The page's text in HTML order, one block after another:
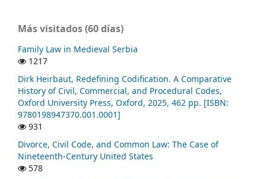
Más visitados (60 días)
Family Law in Medieval Serbia
1217
Dirk Heirbaut, Redefining Codification. A Comparative
History of Civil, Commercial, and Procedural Codes,
Oxford University Press, Oxford, 2025, 462 pp. [ISBN:
9780198947370.001.0001]
931
Divorce, Civil Code, and Common Law: The Case of
Nineteenth-Century United States
578